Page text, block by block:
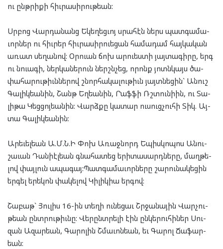
ու ընթ­րի­քի հիւ­րա­սի­րու­թեան:
Սրբոց Վար­դա­նանց Եկե­ղեց­ւոյ սրա­հէն ներս պատ­գա­մա­
ւոր­ներ ու հիւ­րեր հիւ­րա­սիր­ուե­ցան հա­մա­դամ հայ­կա­կան
առատ սե­ղա­նով: Օր­ուան ճոխ ար­ուես­տի յայ­տա­գի­րը, երգ
ու նուա­գի, ներ­կա­նե­րուն ներշն­չեց, որոնք յոտն­կայս ծա­
փա­հա­րու­թիւն­նե­րով շնոր­հա­կա­լու­թիւն յայտ­նե­ցի­ն` Ա­նուշ
Գա­լիկեա­նին, Շանթ Եղ­եա­նին, Րաֆ­ֆի Ռշտունի­ին, ու Տա­
լի­թա Կեց­ցոյ­եա­նին: Վարձ­քը կա­տար ու­սուց­չու­հի Տիկ. Այ­
տա Գա­լիկ­եա­նին:
Արե­ւել­եան Ա.Մ.Ն.Ի Փոխ Առաջ­նորդ Եպիս­կո­պոս Անու­
շա­ւան Դանի­էլ­եան գնա­հա­տեց երի­տա­սարդ­նե­րը, մաղ­թե­
լով փայ­լուն ապա­գայ:Պատ­գա­մա­ւոր­նե­րը շա­րու­նա­կե­ցին
եր­գել երե­կոն փա­կե­լով Կի­լիկ­իա եր­գով:
Շա­բաթ` Յու­լիս 16-ին տե­ղի ու­նե­ցաւ Շրջա­նա­յին Վար­չու­
թեան ընտ­րու­թիւնը: Վե­րընտ­րե­լի էին ըն­կե­րու­հի­ներ Սու­
զան Ազար­եան, Գա­րո­լին Շմա­ւոն­եան, եւ Գա­րոլ Ճա­ֆար­
եան: